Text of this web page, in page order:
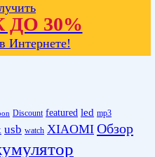
30%
Интернете!
Discount featured led mp3
usb watch XIAOMI Обзор